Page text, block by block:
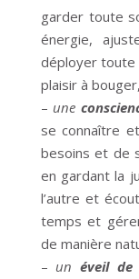
garder toute
énergie,
déployer toute
plaisir à
– une
se connaître
besoins et de
en gardant la
l’autre et
temps et
de manière
– unéveil de